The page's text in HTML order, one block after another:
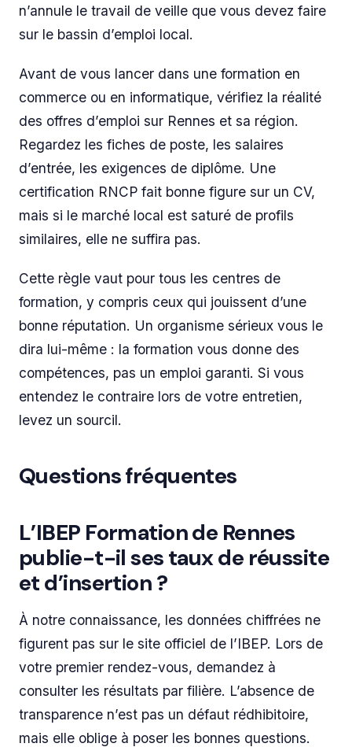
n’annule le travail de veille que vous devez faire
sur le bassin d’emploi local.
Avant de vous lancer dans une formation en
commerce ou en informatique, vérifiez la réalité
des offres d’emploi sur Rennes et sa région.
Regardez les fiches de poste, les salaires
d’entrée, les exigences de diplôme. Une
certification RNCP fait bonne figure sur un CV,
mais si le marché local est saturé de profils
similaires, elle ne suffira pas.
Cette règle vaut pour tous les centres de
formation, y compris ceux qui jouissent d’une
bonne réputation. Un organisme sérieux vous le
dira lui-même : la formation vous donne des
compétences, pas un emploi garanti. Si vous
entendez le contraire lors de votre entretien,
levez un sourcil.
Questions fréquentes
L’IBEP Formation de Rennes
publie-t-il ses taux de réussite
et d’insertion ?
À notre connaissance, les données chiffrées ne
figurent pas sur le site officiel de l’IBEP. Lors de
votre premier rendez-vous, demandez à
consulter les résultats par filière. L’absence de
transparence n’est pas un défaut rédhibitoire,
mais elle oblige à poser les bonnes questions.